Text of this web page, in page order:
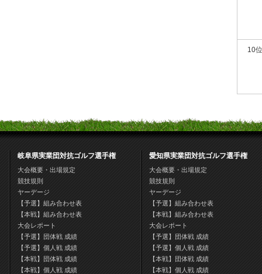
10位
岐阜県実業団対抗ゴルフ選手権
大会概要・出場規定
競技規則
ヤーデージ
【予選】組み合わせ表
【本戦】組み合わせ表
大会レポート
【予選】団体戦 成績
【予選】個人戦 成績
【本戦】団体戦 成績
【本戦】個人戦 成績
愛知県実業団対抗ゴルフ選手権
大会概要・出場規定
競技規則
ヤーデージ
【予選】組み合わせ表
【本戦】組み合わせ表
大会レポート
【予選】団体戦 成績
【予選】個人戦 成績
【本戦】団体戦 成績
【本戦】個人戦 成績